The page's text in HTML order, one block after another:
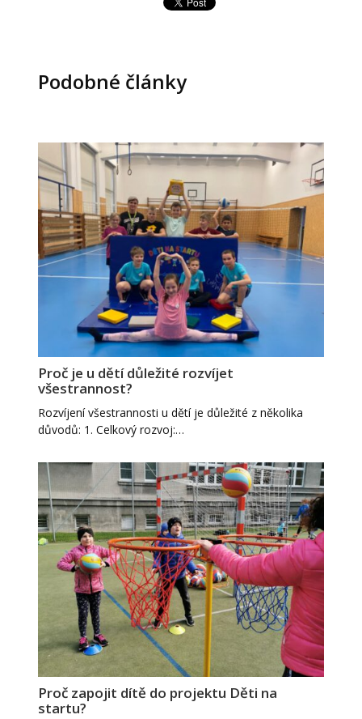
Podobné články
Proč je u dětí důležité rozvíjet
všestrannost?
Rozvíjení všestrannosti u dětí je důležité z několika
důvodů: 1. Celkový rozvoj:…
Proč zapojit dítě do projektu Děti na
startu?